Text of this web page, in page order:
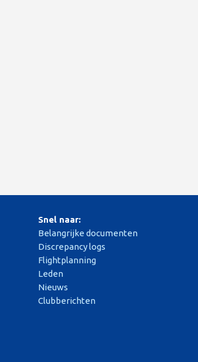
Snel naar:
Belangrijke documenten
Discrepancy logs
Flightplanning
Leden
Nieuws
Clubberichten